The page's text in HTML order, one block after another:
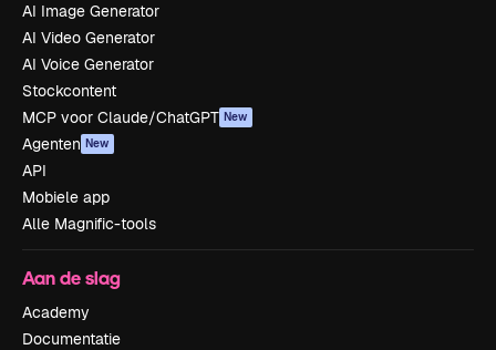
AI Image Generator
AI Video Generator
AI Voice Generator
Stockcontent
MCP voor Claude/ChatGPT New
Agenten New
API
Mobiele app
Alle Magnific-tools
Aan de slag
Academy
Documentatie